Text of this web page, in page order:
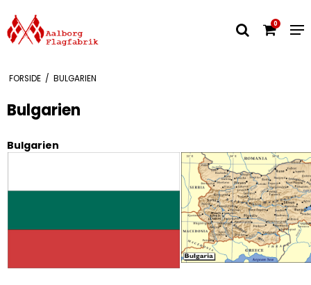
0
FORSIDE / BULGARIEN
Bulgarien
Bulgarien